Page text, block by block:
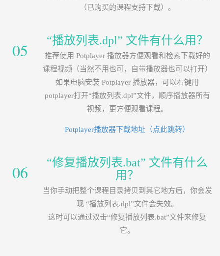
（已购买的课程支持下载）。
05 “播放列表.dpl” 文件有什么用？
推荐使用 Potplayer 播放器方便观看和检索下载好的
课程视频（当然不用也可，自带播放器也可以打开）
如果电脑安装 Potplayer 播放器，可以右键用
potplayer打开“播放列表.dpl”文件，顺序播放器所有
视频，更方便观看课程。
Potplayer播放器下载地址（点此跳转）
06
“修复播放列表.bat” 文件有什么
用？
当你手动把整个课程目录拷贝到其它地方后，你会发
现 “播放列表.dpl”文件会失效。
这时可以通过双击“修复播放列表.bat”文件来修复
它。